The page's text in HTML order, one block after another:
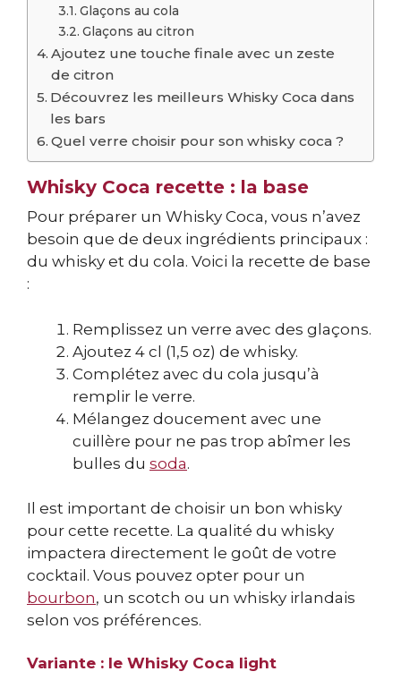
Glaçons au cola
Glaçons au citron
Ajoutez une touche finale avec un zeste
de citron
Découvrez les meilleurs Whisky Coca dans
les bars
Quel verre choisir pour son whisky coca ?
Whisky Coca recette : la base
Pour préparer un Whisky Coca, vous n’avez
besoin que de deux ingrédients principaux :
du whisky et du cola. Voici la recette de base
:
Remplissez un verre avec des glaçons.
Ajoutez 4 cl (1,5 oz) de whisky.
Complétez avec du cola jusqu’à
remplir le verre.
Mélangez doucement avec une
cuillère pour ne pas trop abîmer les
bulles du soda.
Il est important de choisir un bon whisky
pour cette recette. La qualité du whisky
impactera directement le goût de votre
cocktail. Vous pouvez opter pour un
bourbon, un scotch ou un whisky irlandais
selon vos préférences.
Variante : le Whisky Coca light